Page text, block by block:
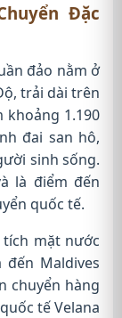
Đặc
đảo nằm ở
trải dài trên
khoảng 1.190
đai san hô,
sinh sống.
là điểm đến
quốc tế.
mặt nước
Maldives
chuyển hàng
tế Velana